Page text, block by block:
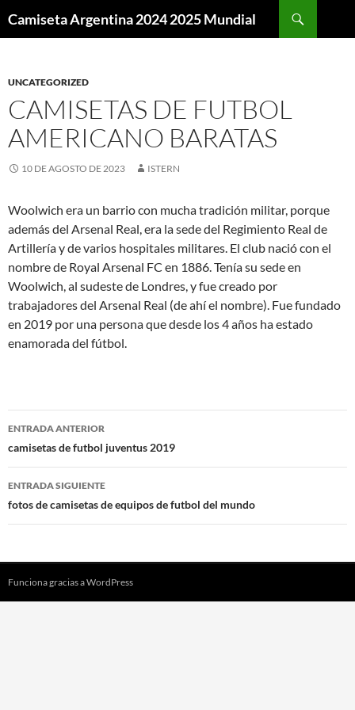
Camiseta Argentina 2024 2025 Mundial
UNCATEGORIZED
CAMISETAS DE FUTBOL
AMERICANO BARATAS
10 DE AGOSTO DE 2023 ISTERN
Woolwich era un barrio con mucha tradición militar, porque
además del Arsenal Real, era la sede del Regimiento Real de
Artillería y de varios hospitales militares. El club nació con el
nombre de Royal Arsenal FC en 1886. Tenía su sede en
Woolwich, al sudeste de Londres, y fue creado por
trabajadores del Arsenal Real (de ahí el nombre). Fue fundado
en 2019 por una persona que desde los 4 años ha estado
enamorada del fútbol.
Navegación
de
entradas
ENTRADA ANTERIOR
camisetas de futbol juventus 2019
ENTRADA SIGUIENTE
fotos de camisetas de equipos de futbol del mundo
Funciona gracias a WordPress